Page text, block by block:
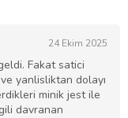
24 Ekim 2025
Fakat satici
yanlisliktan dolayı
minik jest ile
davranan